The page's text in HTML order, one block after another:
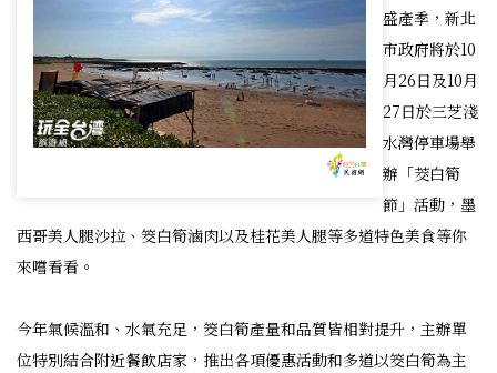
盛產季，新北
市政府將於10
月26日及10月
27日於三芝淺
水灣停車場舉
辦「茭白筍
節」活動，墨
西哥美人腿沙拉、筊白筍滷肉以及桂花美人腿等多道特色美食等你
來嚐看看。
今年氣候溫和、水氣充足，筊白筍產量和品質皆相對提升，主辦單
位特別結合附近餐飲店家，推出各項優惠活動和多道以筊白筍為主